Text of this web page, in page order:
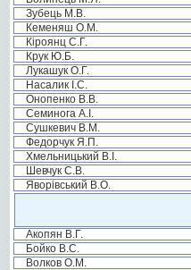
Зубець М.В.
Кеменяш О.М.
Кіроянц С.Г.
Крук Ю.Б.
Лукашук О.Г.
Насалик І.С.
Онопенко В.В.
Семинога А.І.
Сушкевич В.М.
Федорчук Я.П.
Хмельницький В.І.
Шевчук С.В.
Яворівський В.О.
Акопян В.Г.
Бойко В.С.
Волков О.М.